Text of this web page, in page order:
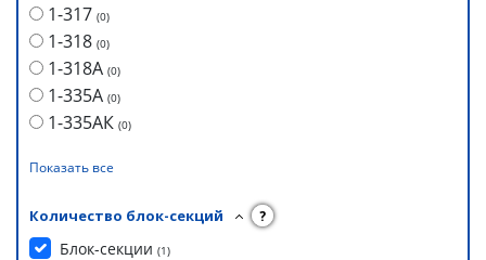
1-317 (0)
1-318 (0)
1-318А (0)
1-335А (0)
1-335АК (0)
Показать все
Количество блок-секций ?
Блок-секции (1)